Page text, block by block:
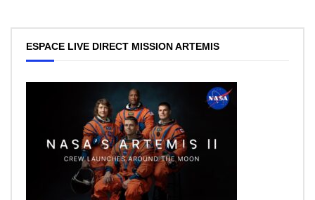
ESPACE LIVE DIRECT MISSION ARTEMIS